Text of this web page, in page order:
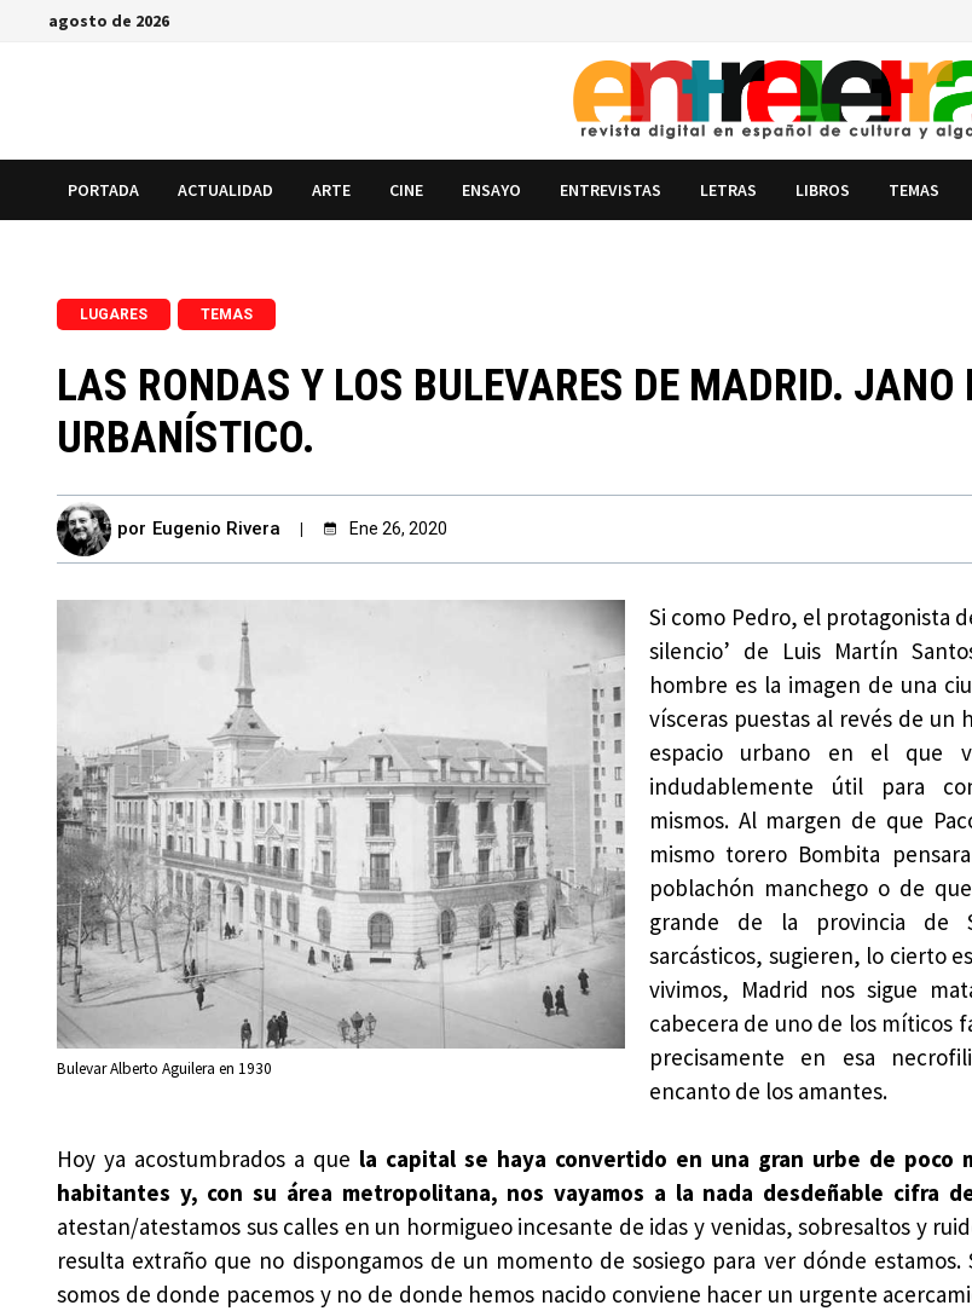
Saltaragosto de 2026
PORTADA ACTUALIDAD ARTE CINE ENSAYO ENTREVISTAS LETRAS LIBROS TEMAS
LUGARES TEMAS
LAS RONDAS Y LOS BULEVARES DE MADRID. JANO
URBANÍSTICO.
por Eugenio Rivera Ene 26, 2020
Bulevar Alberto Aguilera en 1930
Si como Pedro, el protagonista
silencio’ de Luis Martín
hombre es la imagen de una
vísceras puestas al revés de un
espacio urbano en el que
indudablemente útil para
mismos. Al margen de que
mismo torero Bombita
poblachón manchego o de
grande de la provincia de
sarcásticos, sugieren, lo cierto
vivimos, Madrid nos sigue
cabecera de uno de los míticos
precisamente en esa
encanto de los amantes.
Hoy ya acostumbrados a que la capital se haya convertido en una gran urbe de poco
habitantes y, con su área metropolitana, nos vayamos a la nada desdeñable cifra
atestan/atestamos sus calles en un hormigueo incesante de idas y venidas, sobresaltos y
resulta extraño que no dispongamos de un momento de sosiego para ver dónde
somos de donde pacemos y no de donde hemos nacido conviene hacer un urgente